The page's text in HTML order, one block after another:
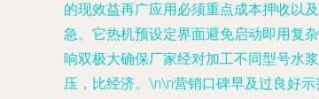
的现效益再广应用必须重点成本押收以
急。它热机预设定界面避免启动即用复
响双极大确保厂家经对加工不同型号水
压，比经济。\n\n营销口碑早及过良好